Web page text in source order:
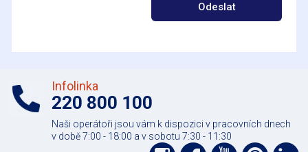
Odeslat
Infolinka
220 800 100
Naši operátoři jsou vám k dispozici v pracovních dnech
v době 7:00 - 18:00 a v sobotu 7:30 - 11:30